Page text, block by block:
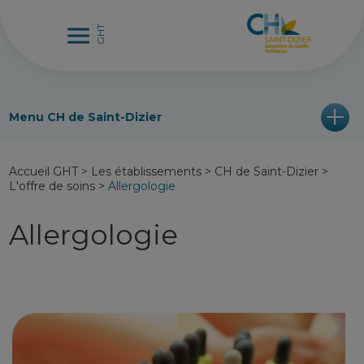
Menu CH de Saint-Dizier
Accueil GHT > Les établissements > CH de Saint-Dizier >
L'offre de soins >Allergologie
Allergologie